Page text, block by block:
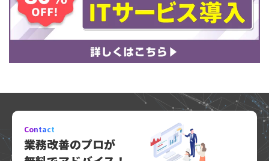
Contact
業務改善のプロが